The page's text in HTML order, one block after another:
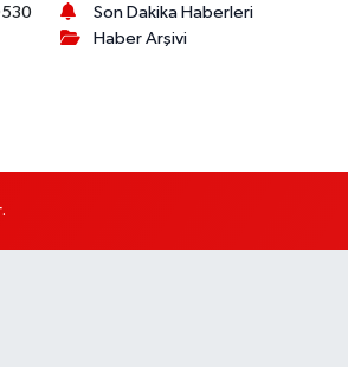
Son Dakika Haberleri
Haber Arşivi